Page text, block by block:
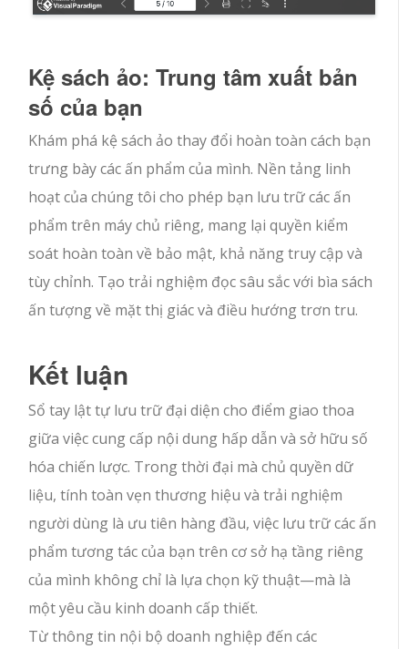
Kệ sách ảo: Trung tâm xuất bản
số của bạn
Khám phá kệ sách ảo thay đổi hoàn toàn cách bạn
trưng bày các ấn phẩm của mình. Nền tảng linh
hoạt của chúng tôi cho phép bạn lưu trữ các ấn
phẩm trên máy chủ riêng, mang lại quyền kiểm
soát hoàn toàn về bảo mật, khả năng truy cập và
tùy chỉnh. Tạo trải nghiệm đọc sâu sắc với bìa sách
ấn tượng về mặt thị giác và điều hướng trơn tru.
Kết luận
Sổ tay lật tự lưu trữ đại diện cho điểm giao thoa
giữa việc cung cấp nội dung hấp dẫn và sở hữu số
hóa chiến lược. Trong thời đại mà chủ quyền dữ
liệu, tính toàn vẹn thương hiệu và trải nghiệm
người dùng là ưu tiên hàng đầu, việc lưu trữ các ấn
phẩm tương tác của bạn trên cơ sở hạ tầng riêng
của mình không chỉ là lựa chọn kỹ thuật—mà là
một yêu cầu kinh doanh cấp thiết.
Từ thông tin nội bộ doanh nghiệp đến các